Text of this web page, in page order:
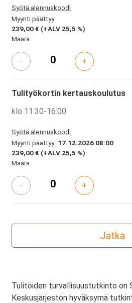
Syötä alennuskoodi
Myynti päättyy
239,00 € (+ALV 25,5 %)
Määrä:
- +
Tulityökortin kertauskoulutus
klo 11:30-16:00
Syötä alennuskoodi
Myynti päättyy 17.12.2026 08:00
239,00 € (+ALV 25,5 %)
Määrä:
- +
Tulitöiden turvallisuustutkinto on
Keskusjärjestön hyväksymä